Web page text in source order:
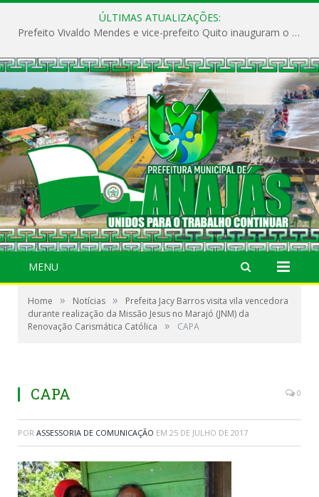
ÚLTIMAS ATUALIZAÇÕES:
Prefeito Vivaldo Mendes e vice-prefeito Quito inauguram o CAPS e fortalecem a saúde pública em Anajás.
MENU
Home » Notícias »
Prefeita Jacy Barros visita vila vencedora
durante realização da Missão Jesus no Marajó (JNM) da
Renovação Carismática Católica
» CAPA
CAPA 0
POR ASSESSORIA DE COMUNICAÇÃO EM 25 DE JULHO DE 2017